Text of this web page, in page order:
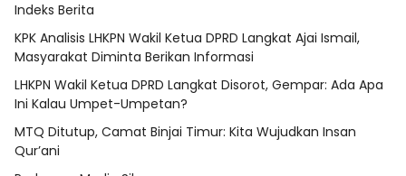
Indeks Berita
KPK Analisis LHKPN Wakil Ketua DPRD Langkat Ajai Ismail,
Masyarakat Diminta Berikan Informasi
LHKPN Wakil Ketua DPRD Langkat Disorot, Gempar: Ada Apa
Ini Kalau Umpet-Umpetan?
MTQ Ditutup, Camat Binjai Timur: Kita Wujudkan Insan
Qur’ani